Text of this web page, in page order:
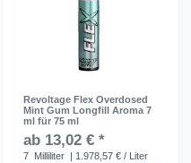
Revoltage Flex Overdosed
Mint Gum Longfill Aroma 7
ml für 75 ml
ab 13,02 € *
7 Milliliter | 1.978,57 € / Liter